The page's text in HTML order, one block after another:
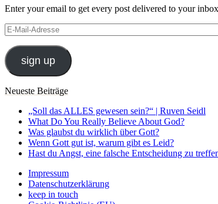
Enter your email to get every post delivered to your
E-
Mail-
Adresse
sign up
Neueste Beiträge
„Soll das ALLES gewesen sein?“ | Ruven Seidl
What Do You Really Believe About God?
Was glaubst du wirklich über Gott?
Wenn Gott gut ist, warum gibt es Leid?
Hast du Angst, eine falsche Entscheidung zu
Impressum
Datenschutzerklärung
keep in touch